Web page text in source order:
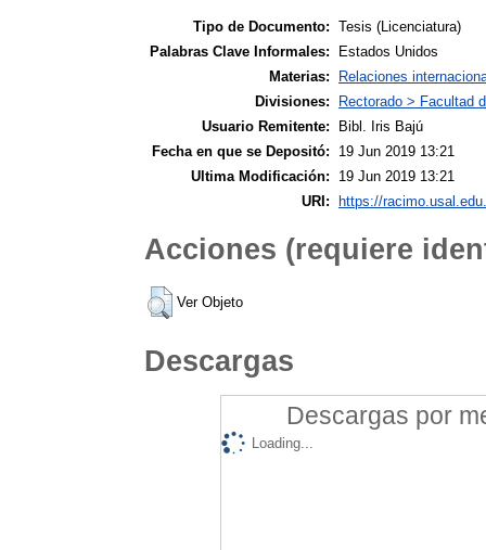
Tipo de Documento: Tesis (Licenciatura)
Palabras Clave Informales:
Estados Unidos
Materias:
Relaciones
Divisiones:
Rectorado > Facultad
Usuario Remitente:
Bibl. Iris Bajú
Fecha en que se Depositó:
19 Jun 2019 13:21
Ultima Modificación:
19 Jun 2019 13:21
URI:
https://
Acciones (requiere
Ver Objeto
Descargas
Descargas por
Loading...